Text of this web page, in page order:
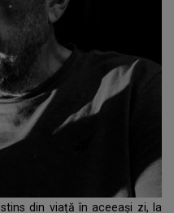
din viață în aceeași zi, la